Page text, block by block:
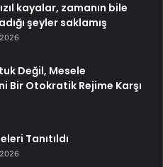
kayalar, zamanın bile
şeyler saklamış
Değil, Mesele
Bir Otokratik Rejime Karşı
Tanıtıldı